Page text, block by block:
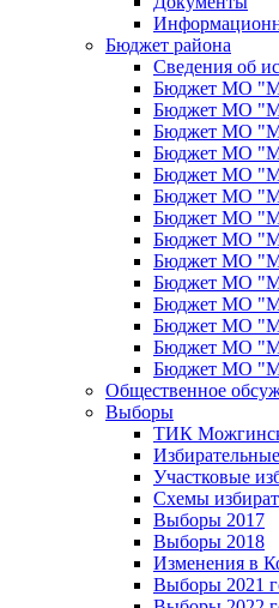
Бюджет района
Сведения об
Бюджет МО
Бюджет МО
Бюджет МО
Бюджет МО
Бюджет МО
Бюджет МО
Бюджет МО
Бюджет МО
Бюджет МО
Бюджет МО
Бюджет МО
Бюджет МО
Бюджет МО
Бюджет МО
Общественное
Выборы
ТИК
Участковые
Схемы
Выборы 2017
Выборы 2018
Изменения в
Выборы 2021